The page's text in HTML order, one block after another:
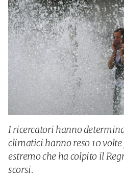
I ricercatori hanno
climatici hanno reso 10
estremo che ha colpito il
scorsi.